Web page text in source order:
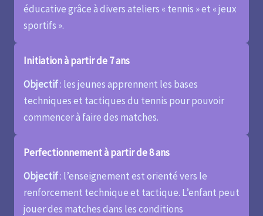
éducative grâce à divers ateliers « tennis » et « jeux
sportifs ».
Initiation à partir de 7 ans
Objectif: les jeunes apprennent les bases
techniques et tactiques du tennis pour pouvoir
commencer à faire des matches.
Perfectionnement à partir de 8 ans
Objectif: l’enseignement est orienté vers le
renforcement technique et tactique. L’enfant peut
jouer des matches dans les conditions